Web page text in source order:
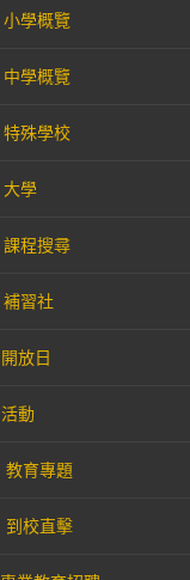
小學概覽
中學概覽
特殊學校
大學
課程搜尋
補習社
開放日
活動
教育專題
到校直擊